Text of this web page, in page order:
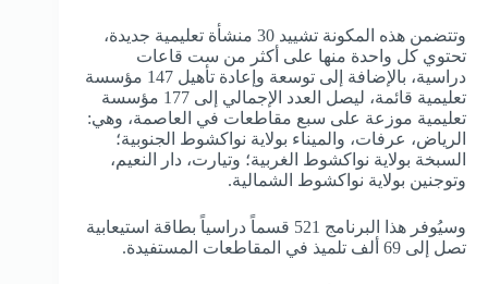
وتتضمن هذه المكونة تشييد 30 منشأة تعليمية جديدة،
تحتوي كل واحدة منها على أكثر من ست قاعات
دراسية، بالإضافة إلى توسعة وإعادة تأهيل 147 مؤسسة
تعليمية قائمة، ليصل العدد الإجمالي إلى 177 مؤسسة
تعليمية موزعة على سبع مقاطعات في العاصمة، وهي:
الرياض، عرفات، والميناء بولاية نواكشوط الجنوبية؛
السبخة بولاية نواكشوط الغربية؛ وتيارت، دار النعيم،
وتوجنين بولاية نواكشوط الشمالية.
وسيُوفر هذا البرنامج 521 قسماً دراسياً بطاقة استيعابية
تصل إلى 69 ألف تلميذ في المقاطعات المستفيدة.